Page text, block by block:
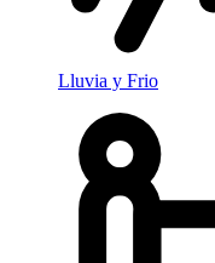
Lluvia y Frio